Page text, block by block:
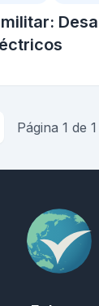
Página 1 de 1